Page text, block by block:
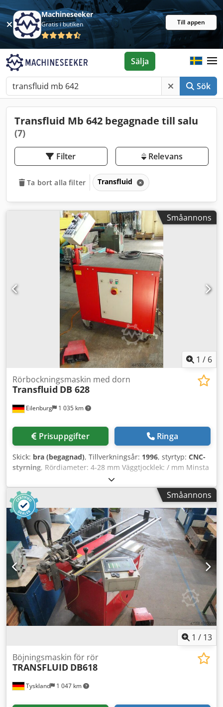
Machineseeker
Gratis i butiken Till appen
Sök
Sälja
Transfluid Mb 642 begagnade till salu
(7)
Filter Relevans
Ta bort alla filter Transfluid
Småannons
1 / 6
Eilenburg 1 035 km
Rörbockningsmaskin med dorn
Transfluid DB 628
Prisuppgifter Ringa
Skick: bra (begagnad), Tillverkningsår: 1996, styrtyp: CNC-
styrning, Rördiameter: 4-28 mm Väggtjocklek: / mm Minsta
bockningsradie: 1,5 x D - 2,0 x D mm Styrning: Siemens
LOGO Dsdpozibvpjfx Adqekr Flödeskapacitet: 4,5 l/min Max
bockningsvinkel +/-190° Nominellt tryck: 250 bar
Arbetstryck: 3095 bar Flödeskapacitet: 4,5 l/min Totalt
effektbehov: 1,5 kW Drivning: hydraulcylinder och rullkedja
Småannons
1 / 13
Tyskland 1 047 km
Böjningsmaskin för rör
TRANSFLUID DB618